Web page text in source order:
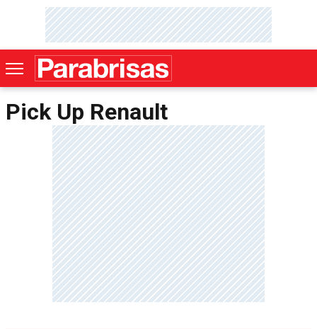
Pick Up Renault